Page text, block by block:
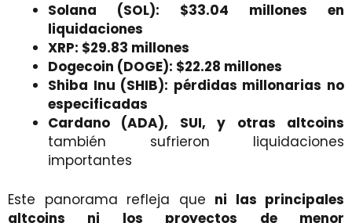
Solana (SOL): $33.04 millones en
liquidaciones
XRP: $29.83 millones
Dogecoin (DOGE): $22.28 millones
Shiba Inu (SHIB): pérdidas millonarias no
especificadas
Cardano (ADA), SUI, y otras altcoins
también sufrieron liquidaciones
importantes
Este panorama refleja que ni las principales
altcoins ni los proyectos de menor